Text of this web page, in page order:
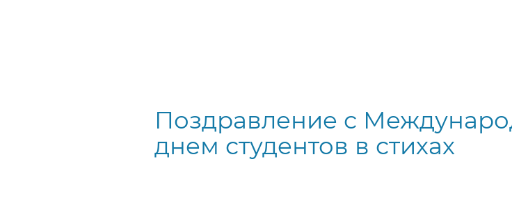
Поздравление с
днем студентов в стихах